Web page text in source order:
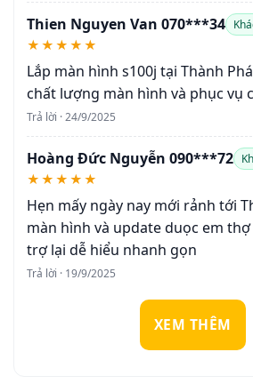
Thien Nguyen Van 070***34
★★★★★
Lắp màn hình s100j tại Thành
chất lượng màn hình và phục vụ
Trả lời · 24/9/2025
Hoàng Đức Nguyễn 090***72
★★★★★
Hẹn mấy ngày nay mới rảnh tới
màn hình và update duọc em
trợ lại dễ hiểu nhanh gọn
Trả lời · 19/9/2025
XEM THÊM